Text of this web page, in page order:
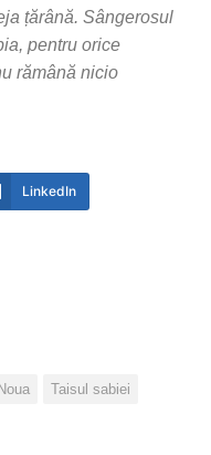
țărână. Sângerosul
pentru orice
rămână nicio
LinkedIn
Taisul sabiei